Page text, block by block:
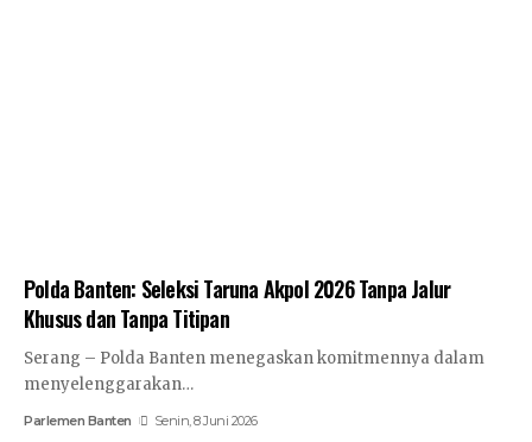
Polda Banten: Seleksi Taruna Akpol 2026 Tanpa Jalur
Khusus dan Tanpa Titipan
Serang – Polda Banten menegaskan komitmennya dalam
menyelenggarakan…
Parlemen Banten Senin, 8 Juni 2026